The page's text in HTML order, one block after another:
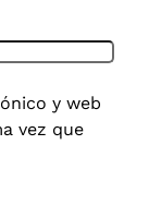
y web
vez que